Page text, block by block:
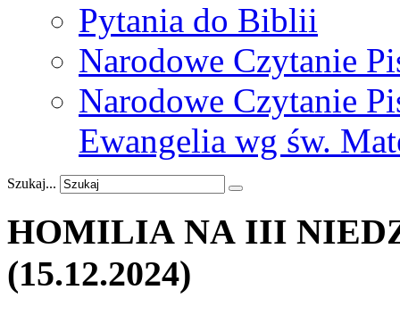
Pytania do Biblii
Narodowe Czytanie
Narodowe Czytanie
Ewangelia wg św.
Szukaj...
HOMILIA NA III
(15.12.2024)